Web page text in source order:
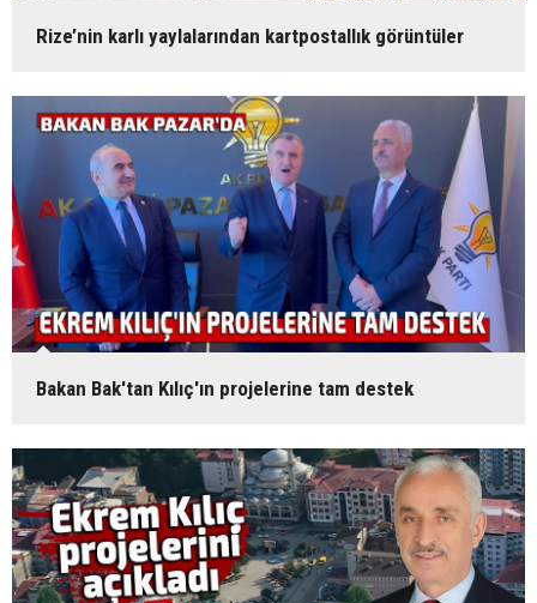
Rize’nin karlı yaylalarından kartpostallık görüntüler
Bakan Bak'tan Kılıç'ın projelerine tam destek